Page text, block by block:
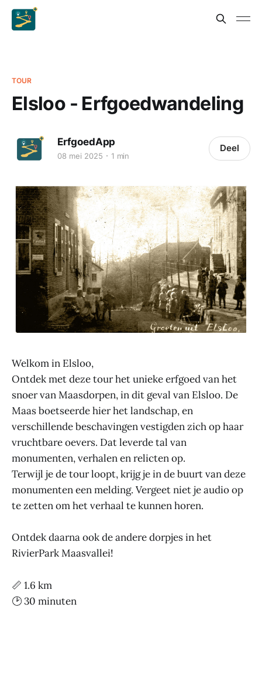
TOUR
Elsloo - Erfgoedwandeling
ErfgoedApp
08 mei 2025 1 min
Deel
Welkom in Elsloo,
Ontdek met deze tour het unieke erfgoed van het
snoer van Maasdorpen, in dit geval van Elsloo. De
Maas boetseerde hier het landschap, en
verschillende beschavingen vestigden zich op haar
vruchtbare oevers. Dat leverde tal van
monumenten, verhalen en relicten op.
Terwijl je de tour loopt, krijg je in de buurt van deze
monumenten een melding. Vergeet niet je audio op
te zetten om het verhaal te kunnen horen.
Ontdek daarna ook de andere dorpjes in het
RivierPark Maasvallei!
📏 1.6 km
🕑 30 minuten